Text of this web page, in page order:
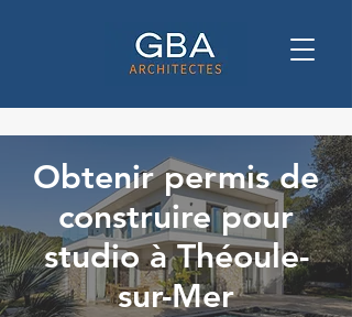
Obtenir permis de
construire pour
studio à Théoule-
sur-Mer